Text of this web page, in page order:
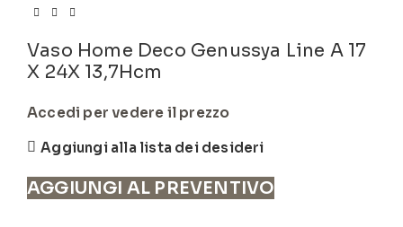
Vaso Home Deco Genussya Line A 17
X 24X 13,7Hcm
Accedi per vedere il prezzo
Aggiungi alla lista dei desideri
AGGIUNGI AL PREVENTIVO